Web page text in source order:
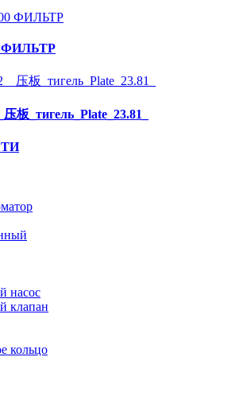
ФИЛЬТР
板_тигель_Plate_23.81_
насос
клапан
кольцо